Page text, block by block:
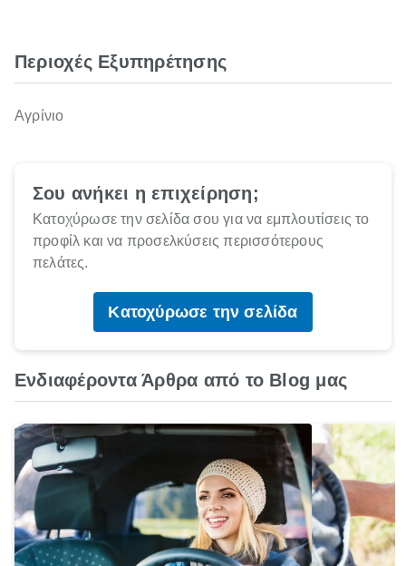
Περιοχές Εξυπηρέτησης
Αγρίνιο
Σου ανήκει η επιχείρηση;
Κατοχύρωσε την σελίδα σου για να εμπλουτίσεις το
προφίλ και να προσελκύσεις περισσότερους
πελάτες.
Κατοχύρωσε την σελίδα
Ενδιαφέροντα Άρθρα από το Blog μας